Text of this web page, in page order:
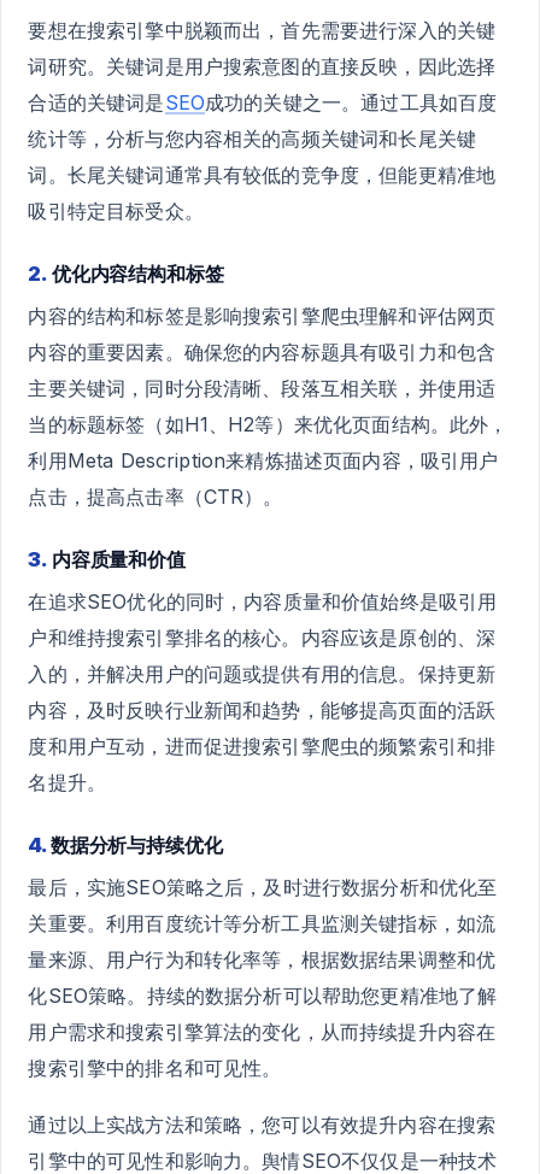
要想在搜索引擎中脱颖而出，首先需要进行深入的关键
词研究。关键词是用户搜索意图的直接反映，因此选择
合适的关键词是SEO成功的关键之一。通过工具如百度
统计等，分析与您内容相关的高频关键词和长尾关键
词。长尾关键词通常具有较低的竞争度，但能更精准地
吸引特定目标受众。
2. 优化内容结构和标签
内容的结构和标签是影响搜索引擎爬虫理解和评估网页
内容的重要因素。确保您的内容标题具有吸引力和包含
主要关键词，同时分段清晰、段落互相关联，并使用适
当的标题标签（如H1、H2等）来优化页面结构。此外，
利用Meta Description来精炼描述页面内容，吸引用户
点击，提高点击率（CTR）。
3. 内容质量和价值
在追求SEO优化的同时，内容质量和价值始终是吸引用
户和维持搜索引擎排名的核心。内容应该是原创的、深
入的，并解决用户的问题或提供有用的信息。保持更新
内容，及时反映行业新闻和趋势，能够提高页面的活跃
度和用户互动，进而促进搜索引擎爬虫的频繁索引和排
名提升。
4.数据分析与持续优化
最后，实施SEO策略之后，及时进行数据分析和优化至
关重要。利用百度统计等分析工具监测关键指标，如流
量来源、用户行为和转化率等，根据数据结果调整和优
化SEO策略。持续的数据分析可以帮助您更精准地了解
用户需求和搜索引擎算法的变化，从而持续提升内容在
搜索引擎中的排名和可见性。
通过以上实战方法和策略，您可以有效提升内容在搜索
引擎中的可见性和影响力。舆情SEO不仅仅是一种技术